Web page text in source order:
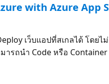
with Azure App
เว็บแอปที่สเกลได้ โดย
รถนำ Code หรือ Container
ลายภาษา เช่น .NET,